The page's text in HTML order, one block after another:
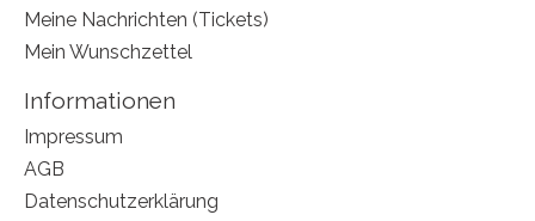
Meine Nachrichten (Tickets)
Mein Wunschzettel
Informationen
Impressum
AGB
Datenschutzerklärung